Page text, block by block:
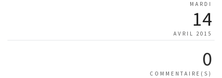
MARDI
14
AVRIL 2015
0
COMMENTAIRE(S)